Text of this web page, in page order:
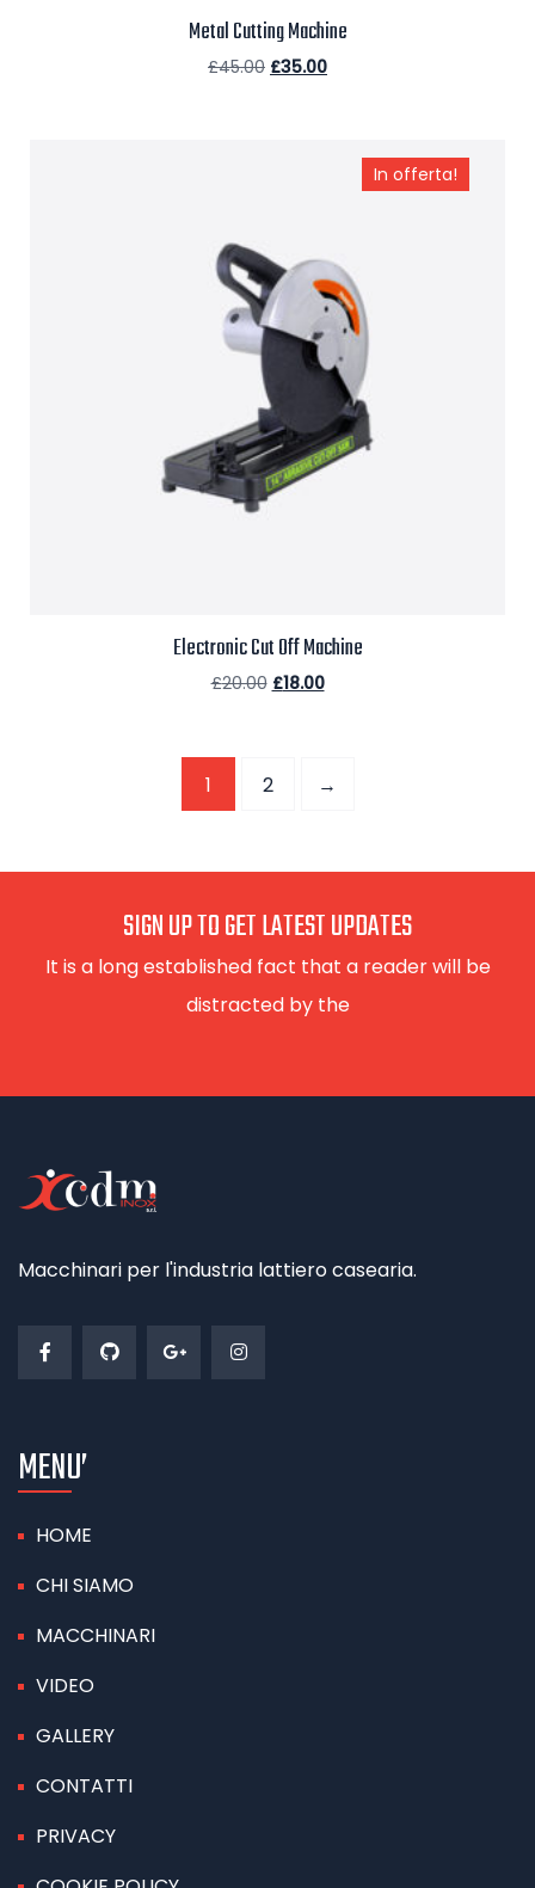
Metal Cutting Machine
£45.00 £35.00
In offerta!
Electronic Cut Off Machine
£20.00 £18.00
1 2 →
SIGN UP TO GET LATEST UPDATES
It is a long established fact that a reader will be
distracted by the
Macchinari per l'industria lattiero casearia.
MENU’
HOME
CHI SIAMO
MACCHINARI
VIDEO
GALLERY
CONTATTI
PRIVACY